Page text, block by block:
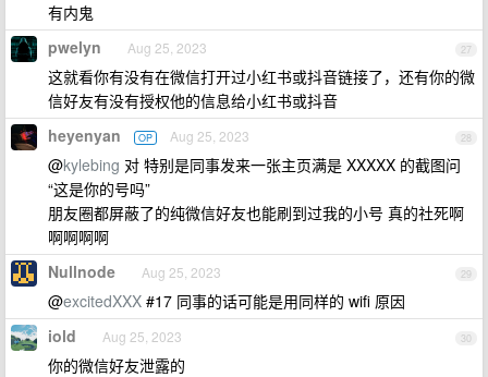
有内鬼
27
pwelyn Aug 25, 2023
这就看你有没有在微信打开过小红书或抖音链接了，还有你的微
信好友有没有授权他的信息给小红书或抖音
28
heyenyan OP Aug 25, 2023
@kylebing 对 特别是同事发来一张主页满是 XXXXX 的截图问
“这是你的号吗”
朋友圈都屏蔽了的纯微信好友也能刷到过我的小号 真的社死啊
啊啊啊啊
29
Nullnode Aug 25, 2023
@excitedXXX #17 同事的话可能是用同样的 wifi 原因
30
iold Aug 25, 2023
你的微信好友泄露的